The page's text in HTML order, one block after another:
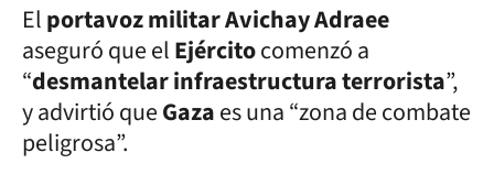
Elportavoz militar Avichay Adraee
aseguró que elEjércitocomenzó a
“desmantelar infraestructura terrorista”,
y advirtió queGazaes una “zona de combate
peligrosa”.